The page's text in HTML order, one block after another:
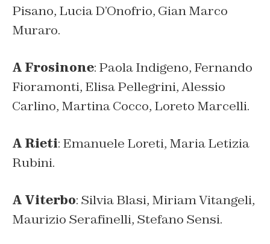
Pisano, Lucia D’Onofrio, Gian Marco
Muraro.
A Frosinone: Paola Indigeno, Fernando
Fioramonti, Elisa Pellegrini, Alessio
Carlino, Martina Cocco, Loreto Marcelli.
A Rieti: Emanuele Loreti, Maria Letizia
Rubini.
A Viterbo: Silvia Blasi, Miriam Vitangeli,
Maurizio Serafinelli, Stefano Sensi.